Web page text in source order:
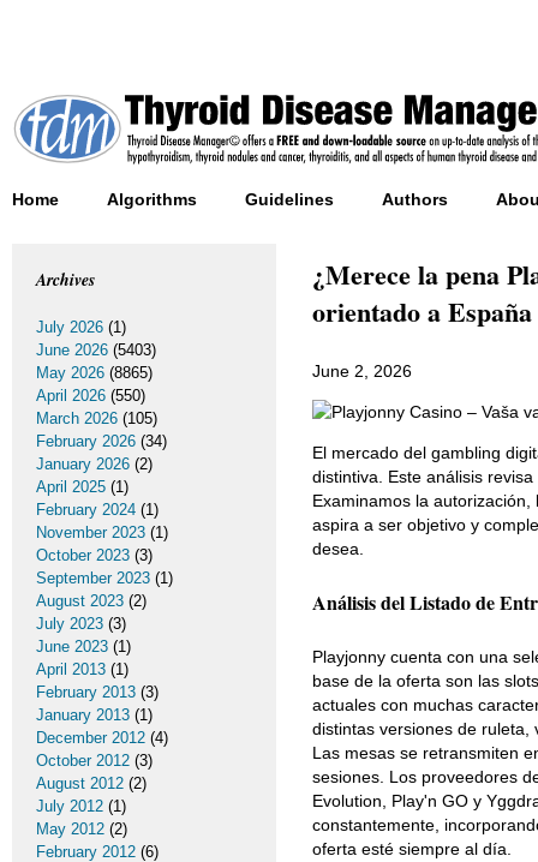
Home Algorithms Guidelines Authors
¿Merece la pena
orientado a España
June 2, 2026
El mercado del gambling
distintiva. Este análisis
Examinamos la
aspira a ser objetivo y
desea.
Análisis del Listado de
Playjonny cuenta con una
base de la oferta son las
actuales con muchas
distintas versiones de ruleta,
Las mesas se retransmiten
sesiones. Los proveedores
Evolution, Play'n GO y
constantemente,
oferta esté siempre al día.
Archives
July 2026 (1)
June 2026 (5403)
May 2026 (8865)
April 2026 (550)
March 2026 (105)
February 2026 (34)
January 2026 (2)
April 2025 (1)
February 2024 (1)
November 2023 (1)
October 2023 (3)
September 2023 (1)
August 2023 (2)
July 2023 (3)
June 2023 (1)
April 2013 (1)
February 2013 (3)
January 2013 (1)
December 2012 (4)
October 2012 (3)
August 2012 (2)
July 2012 (1)
May 2012 (2)
February 2012 (6)